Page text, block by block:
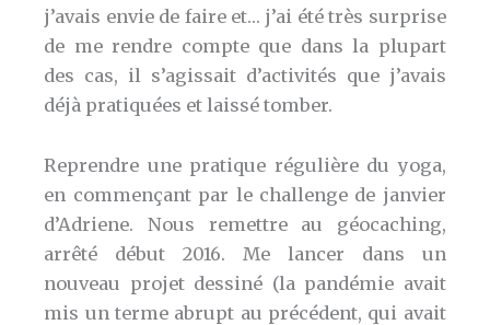
j’avais envie de faire et… j’ai été très surprise
de me rendre compte que dans la plupart
des cas, il s’agissait d’activités que j’avais
déjà pratiquées et laissé tomber.
Reprendre une pratique régulière du yoga,
en commençant par le challenge de janvier
d’Adriene. Nous remettre au géocaching,
arrêté début 2016. Me lancer dans un
nouveau projet dessiné (la pandémie avait
mis un terme abrupt au précédent, qui avait